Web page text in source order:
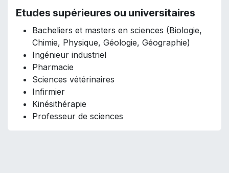
Etudes supérieures ou universitaires
Bacheliers et masters en sciences (Biologie,
Chimie, Physique, Géologie, Géographie)
Ingénieur industriel
Pharmacie
Sciences vétérinaires
Infirmier
Kinésithérapie
Professeur de sciences